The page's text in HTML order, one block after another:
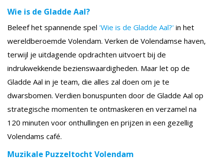
Wie is de Gladde Aal?
Beleef het spannende spel 'Wie is de Gladde Aal?' in het
wereldberoemde Volendam. Verken de Volendamse haven,
terwijl je uitdagende opdrachten uitvoert bij de
indrukwekkende bezienswaardigheden. Maar let op de
Gladde Aal in je team, die alles zal doen om je te
dwarsbomen. Verdien bonuspunten door de Gladde Aal op
strategische momenten te ontmaskeren en verzamel na
120 minuten voor onthullingen en prijzen in een gezellig
Volendams café.
Muzikale Puzzeltocht Volendam